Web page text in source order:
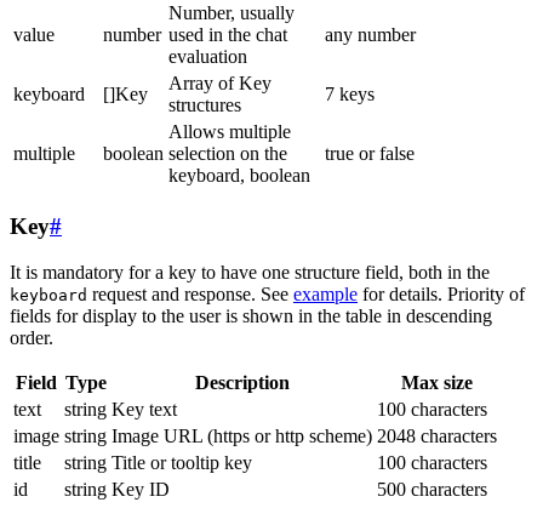
value number
Number, usually
used in the chat
evaluation
any number
keyboard []Key
Array of Key
structures
7 keys
multiple boolean
Allows multiple
selection on the
keyboard, boolean
true or false
Key#
It is mandatory for a key to have one structure field, both in the
keyboard request and response. See example for details. Priority of
fields for display to the user is shown in the table in descending
order.
Field Type Description
Max size
text
string Key text
100 characters
image string Image URL (https or http scheme) 2048 characters
title
string Title or tooltip key
100 characters
id
string Key ID 500 characters